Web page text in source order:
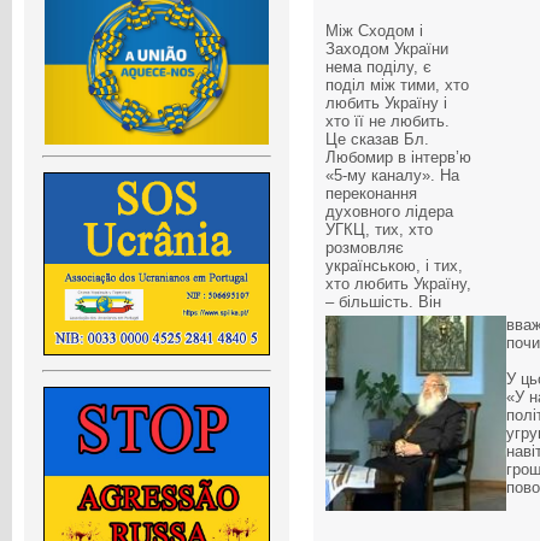
Між Сходом і
Заходом України
нема поділу, є
поділ між тими, хто
любить Україну і
хто її не любить.
Це сказав Бл.
Любомир в інтерв’ю
«5-му каналу». На
переконання
духовного лідера
УГКЦ, тих, хто
розмовляє
українською, і тих,
хто любить Україну,
– більшість. Він
У
«У